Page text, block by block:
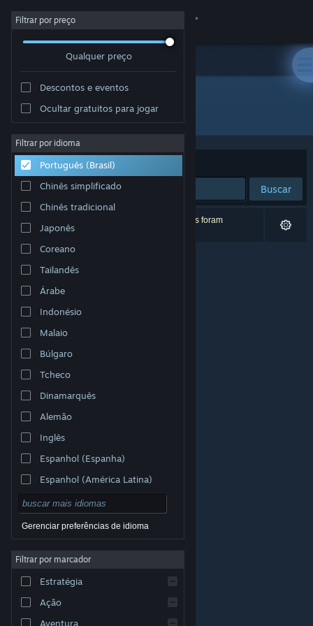
Iniciar sessão
Sobre
Suporte
Alterar idioma
Baixe o aplicativo móvel do Steam
Ver versão para computadores
© Valve Corporation. Todos os direitos reservados.
respectivos donos nos EUA e em outros países.
Acessibilidade
Reembolsos|Cookies
Filtrar por preço
Qualquer preço
Descontos e eventos
Ocultar gratuitos para jogar
Filtrar por idioma
Português (Brasil)
Chinês simplificado
Chinês tradicional
Japonês
Coreano
Tailandês
Árabe
Indonésio
Malaio
Búlgaro
Tcheco
Dinamarquês
Alemão
Inglês
Espanhol (Espanha)
Espanhol (América Latina)
Gerenciar preferências de idioma
Filtrar por marcador
Estratégia
Ação
Aventura
Desenvolvedor: ashpdewan
Ordenar por Relevância
Buscar
0 resultados correspondem à sua busca. 2 títulos foram
excluídos de acordo com as suas preferências.